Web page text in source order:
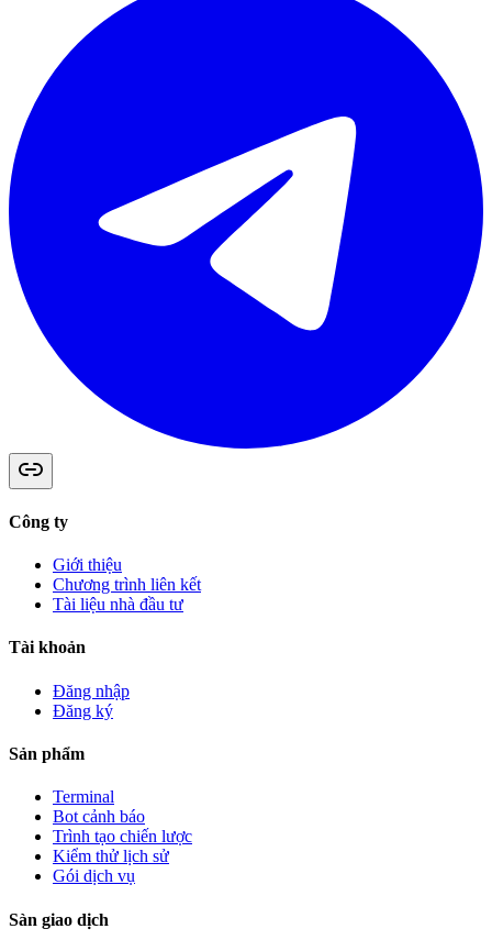
Công ty
Giới thiệu
Chương trình liên kết
Tài liệu nhà đầu tư
Tài khoản
Đăng nhập
Đăng ký
Sản phẩm
Terminal
Bot cảnh báo
Trình tạo chiến lược
Kiểm thử lịch sử
Gói dịch vụ
Sàn giao dịch